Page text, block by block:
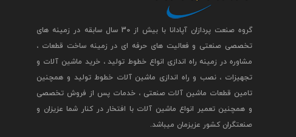
گروه صنعت پردازان آپادانا با بیش از 30 سال سابقه در زمینه های
تخصصی صنعتی و فعالیت های حرفه ای در زمینه ساخت قطعات ،
مشاوره در زمینه راه اندازی انواع خطوط تولید ، خرید ماشین آلات و
تجهیزات ، نصب و راه اندازی ماشین آلات خطوط تولید و همچنین
تامین قطعات ماشین آلات صنعتی ، خدمات پس از فروش تخصصی
و همچنین تعمیر انواع ماشین آلات با افتخار در کنار شما عزیزان و
صنعتگران کشور عزیزمان میباشد.